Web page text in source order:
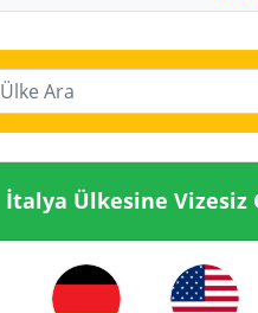
Ülke Ara
İtalya Ülkesine